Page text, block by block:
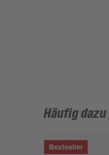
Häufig
Bestseller